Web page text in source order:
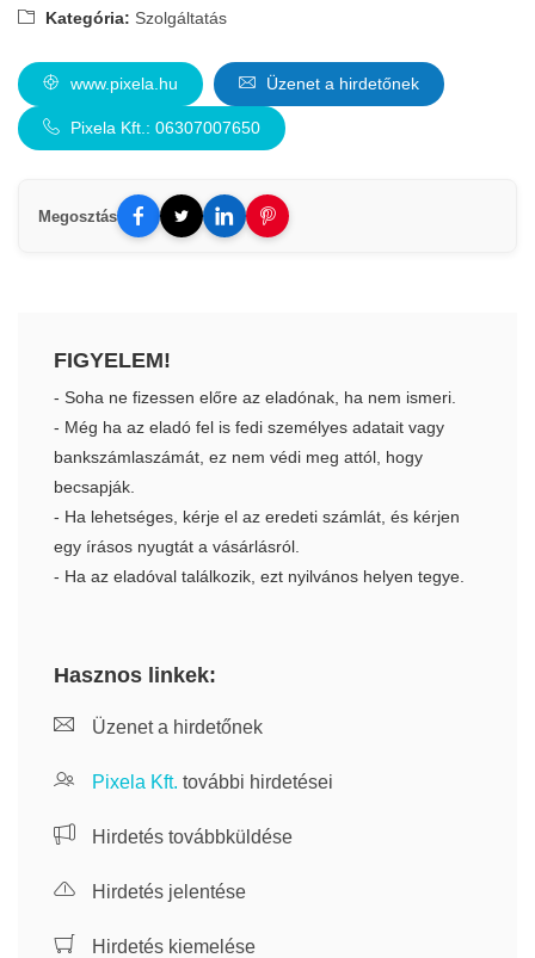
Kategória: Szolgáltatás
www.pixela.hu Üzenet a hirdetőnek
Pixela Kft.: 06307007650
Megosztás
FIGYELEM!
- Soha ne fizessen előre az eladónak, ha nem ismeri.
- Még ha az eladó fel is fedi személyes adatait vagy
bankszámlaszámát, ez nem védi meg attól, hogy
becsapják.
- Ha lehetséges, kérje el az eredeti számlát, és kérjen
egy írásos nyugtát a vásárlásról.
- Ha az eladóval találkozik, ezt nyilvános helyen tegye.
Hasznos linkek:
Üzenet a hirdetőnek
Pixela Kft. további hirdetései
Hirdetés továbbküldése
Hirdetés jelentése
Hirdetés kiemelése